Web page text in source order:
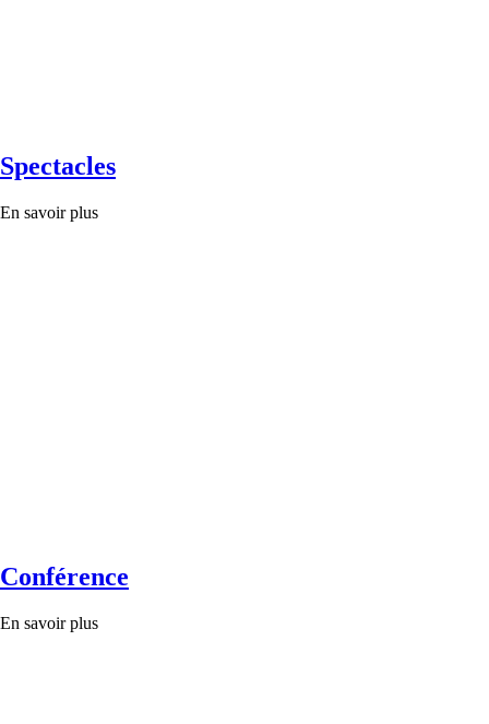
Spectacles
En savoir plus
Conférence
En savoir plus